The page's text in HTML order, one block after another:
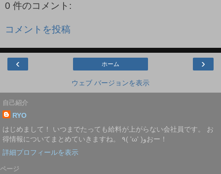
0 件のコメント:
コメントを投稿
‹ ›
ホーム
ウェブ バージョンを表示
自己紹介
RYO
はじめまして！ いつまでたっても給料が上がらない会社員です。 お
得情報についてまとめていきますね。 ٩( 'ω' )وおー！
詳細プロフィールを表示
ページ